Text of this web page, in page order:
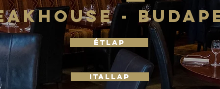
-
Étlap
ITALLAP